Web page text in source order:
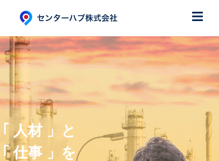
｢ 人材 」と
｢ 仕事 」を